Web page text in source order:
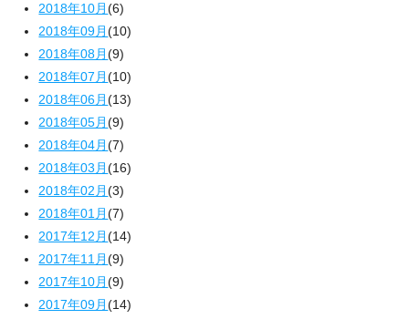
2018年10月(6)
2018年09月(10)
2018年08月(9)
2018年07月(10)
2018年06月(13)
2018年05月(9)
2018年04月(7)
2018年03月(16)
2018年02月(3)
2018年01月(7)
2017年12月(14)
2017年11月(9)
2017年10月(9)
2017年09月(14)